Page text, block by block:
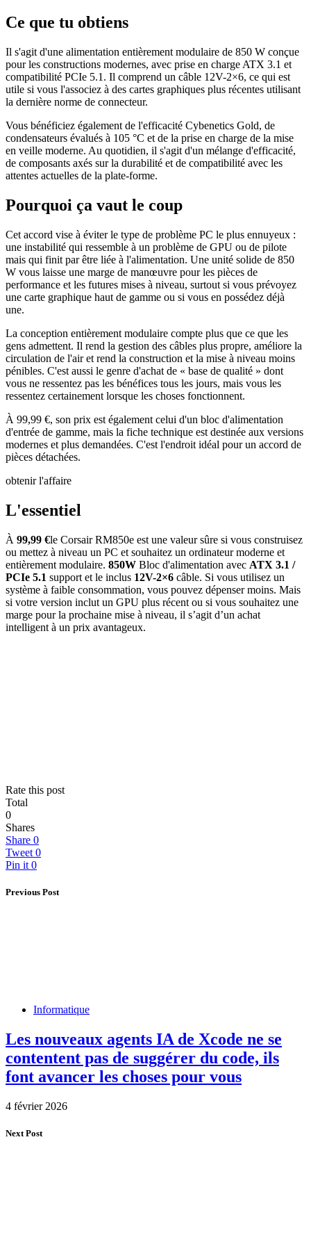
Ce que tu obtiens
Il s'agit d'une alimentation entièrement modulaire de 850 W conçue
pour les constructions modernes, avec prise en charge ATX 3.1 et
compatibilité PCIe 5.1. Il comprend un câble 12V-2×6, ce qui est
utile si vous l'associez à des cartes graphiques plus récentes utilisant
la dernière norme de connecteur.
Vous bénéficiez également de l'efficacité Cybenetics Gold, de
condensateurs évalués à 105 °C et de la prise en charge de la mise
en veille moderne. Au quotidien, il s'agit d'un mélange d'efficacité,
de composants axés sur la durabilité et de compatibilité avec les
attentes actuelles de la plate-forme.
Pourquoi ça vaut le coup
Cet accord vise à éviter le type de problème PC le plus ennuyeux :
une instabilité qui ressemble à un problème de GPU ou de pilote
mais qui finit par être liée à l'alimentation. Une unité solide de 850
W vous laisse une marge de manœuvre pour les pièces de
performance et les futures mises à niveau, surtout si vous prévoyez
une carte graphique haut de gamme ou si vous en possédez déjà
une.
La conception entièrement modulaire compte plus que ce que les
gens admettent. Il rend la gestion des câbles plus propre, améliore la
circulation de l'air et rend la construction et la mise à niveau moins
pénibles. C'est aussi le genre d'achat de « base de qualité » dont
vous ne ressentez pas les bénéfices tous les jours, mais vous les
ressentez certainement lorsque les choses fonctionnent.
À 99,99 €, son prix est également celui d'un bloc d'alimentation
d'entrée de gamme, mais la fiche technique est destinée aux versions
modernes et plus demandées. C'est l'endroit idéal pour un accord de
pièces détachées.
obtenir l'affaire
L'essentiel
À 99,99 €le Corsair RM850e est une valeur sûre si vous construisez
ou mettez à niveau un PC et souhaitez un ordinateur moderne et
entièrement modulaire. 850W Bloc d'alimentation avec ATX 3.1 /
PCIe 5.1 support et le inclus 12V-2×6 câble. Si vous utilisez un
système à faible consommation, vous pouvez dépenser moins. Mais
si votre version inclut un GPU plus récent ou si vous souhaitez une
marge pour la prochaine mise à niveau, il s’agit d’un achat
intelligent à un prix avantageux.
Rate this post
Total
0
Shares
Share 0
Tweet 0
Pin it 0
Previous Post
Informatique
Les nouveaux agents IA de Xcode ne se
contentent pas de suggérer du code, ils
font avancer les choses pour vous
4 février 2026
Next Post